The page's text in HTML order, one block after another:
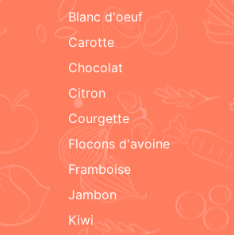
blanc d'oeuf
carotte
chocolat
citron
courgette
flocons d'avoine
framboise
jambon
kiwi